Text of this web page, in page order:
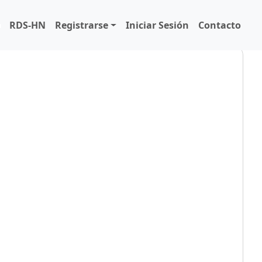
RDS-HN Registrarse Iniciar Sesión Contacto